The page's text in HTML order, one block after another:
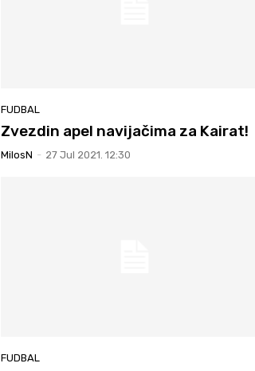
FUDBAL
Zvezdin apel navijačima za Kairat!
MilosN - 27 Jul 2021. 12:30
FUDBAL